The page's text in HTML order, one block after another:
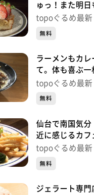
ゅっ！また明日
店「ADEMAIN
topoぐるめ最新
無料
ラーメンもカレ
て。体も喜ぶ一
チン喜楽」（大
topoぐるめ最新
無料
仙台で南国気分
近に感じるカフ
「ʻOno Space」
め】
topoぐるめ最新
無料
ジェラート専門